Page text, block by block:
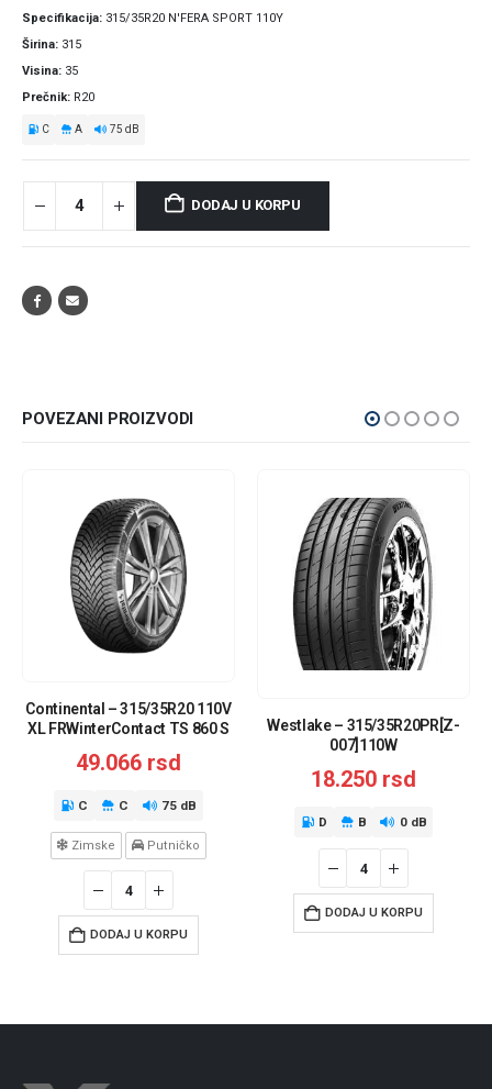
Specifikacija 315/35R20 N'FERA SPORT 110Y
Širina 315
Visina 35
Prečnik R20
C A 75 dB
DODAJ U KORPU
POVEZANI PROIZVODI
Continental – 315/35R20 110V
XL FRWinterContact TS 860 S
49.066 rsd
C C 75 dB
Zimske Putničko
DODAJ U KORPU
Westlake – 315/35R20PR[Z-
007]110W
18.250 rsd
D B 0 dB
DODAJ U KORPU